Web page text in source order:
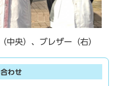
中央）、ブレザー（右）
わせ